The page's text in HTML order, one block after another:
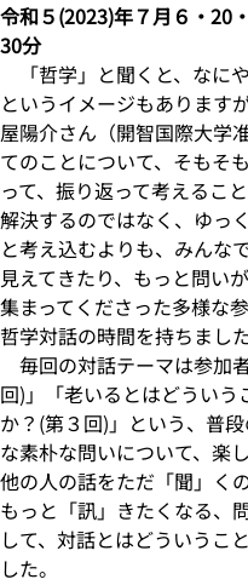
令和５(2023)年７月６・20
30分
「哲学」と聞くと、なに
というイメージもあります
屋陽介さん（開智国際大学
てのことについて、そもそ
って、振り返って考えるこ
解決するのではなく、ゆっ
と考え込むよりも、みんな
見えてきたり、もっと問い
集まってくださった多様な
哲学対話の時間を持ちました
毎回の対話テーマは参加
回)」「老いるとはどうい
か？(第３回)」という、普
な素朴な問いについて、楽
他の人の話をただ「聞」く
もっと「訊」きたくなる、
して、対話とはどういうこ
した。